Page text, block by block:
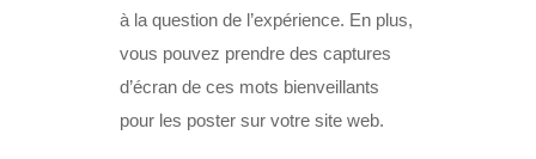
à la question de l’expérience. En plus,
vous pouvez prendre des captures
d’écran de ces mots bienveillants
pour les poster sur votre site web.